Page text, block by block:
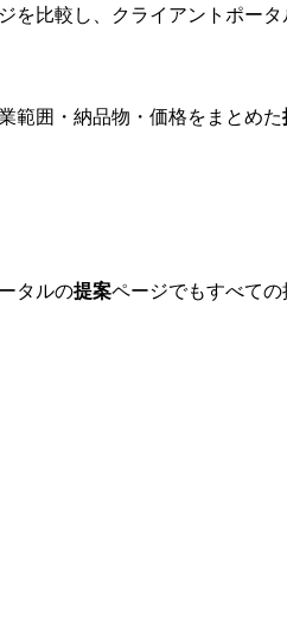
比較し、クライアントポータ
範囲・納品物・価格をまとめた
タルの提案ページでもすべての